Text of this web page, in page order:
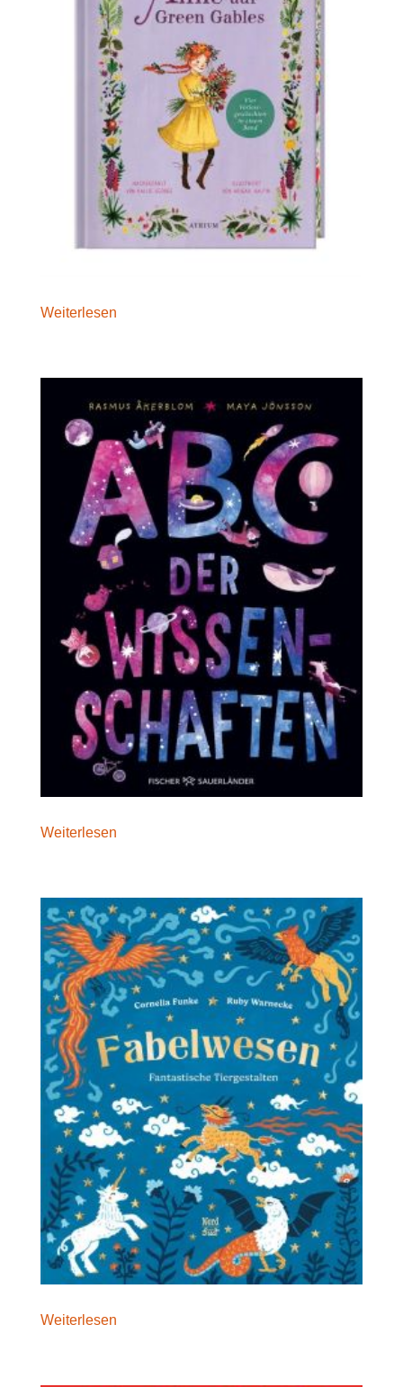
Weiterlesen
Weiterlesen
Weiterlesen